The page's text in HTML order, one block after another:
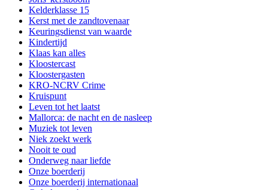
Kelderklasse 15
Kerst met de zandtovenaar
Keuringsdienst van waarde
Kindertijd
Klaas kan alles
Kloostercast
Kloostergasten
KRO-NCRV Crime
Kruispunt
Leven tot het laatst
Mallorca: de nacht en de nasleep
Muziek tot leven
Niek zoekt werk
Nooit te oud
Onderweg naar liefde
Onze boerderij
Onze boerderij internationaal